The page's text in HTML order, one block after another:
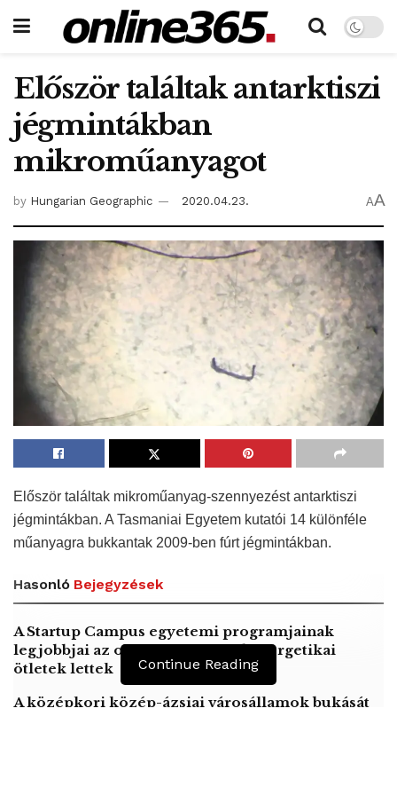
Először találtak antarktiszi
jégmintákban
mikroműanyagot
by Hungarian Geographic 2020.04.23. AA
Először találtak mikroműanyag-szennyezést antarktiszi
jégmintákban. A Tasmaniai Egyetem kutatói 14 különféle
műanyagra bukkantak 2009-ben fúrt jégmintákban.
Hasonló Bejegyzések
A Startup Campus egyetemi programjainak
legjobbjai az okosváros és zöld energetikai
ötletek lettek
A középkori közép-ázsiai városállamok bukását
Continue Reading